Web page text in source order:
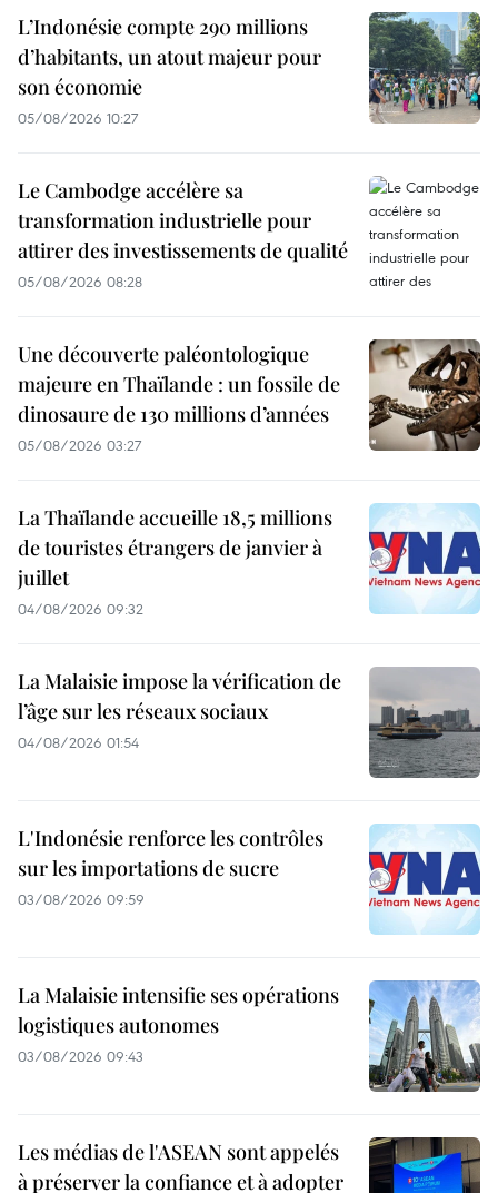
L’Indonésie compte 290 millions
d’habitants, un atout majeur pour
son économie
05/08/2026 10:27
Le Cambodge accélère sa
transformation industrielle pour
attirer des investissements de qualité
05/08/2026 08:28
Une découverte paléontologique
majeure en Thaïlande : un fossile de
dinosaure de 130 millions d’années
05/08/2026 03:27
La Thaïlande accueille 18,5 millions
de touristes étrangers de janvier à
juillet
04/08/2026 09:32
La Malaisie impose la vérification de
l’âge sur les réseaux sociaux
04/08/2026 01:54
L'Indonésie renforce les contrôles
sur les importations de sucre
03/08/2026 09:59
La Malaisie intensifie ses opérations
logistiques autonomes
03/08/2026 09:43
Les médias de l'ASEAN sont appelés
à préserver la confiance et à adopter